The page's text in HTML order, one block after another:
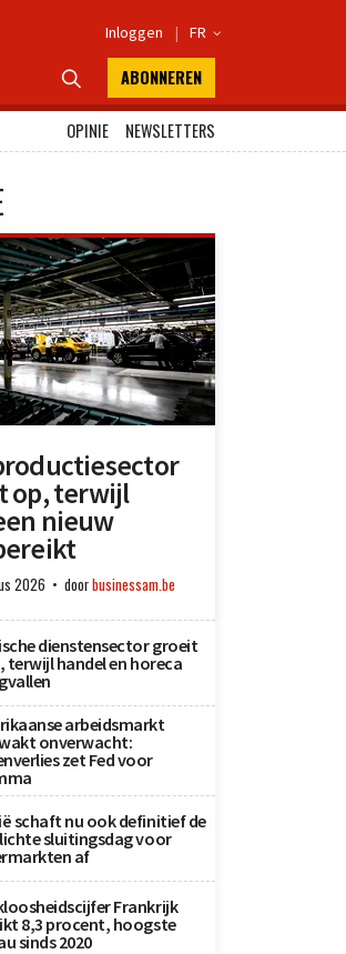
Inloggen | FR 
 ABONNEREN
OPINIE
NEWSLETTERS
op, terwijl
nieuw
2026 doorbusinessam.be
dienstensector groeit
terwijl handel en horeca
arbeidsmarkt
onverwacht:
zet Fed voor
schaft nu ook definitief de
sluitingsdag voor
af
Frankrijk
8,3 procent, hoogste
sinds 2020